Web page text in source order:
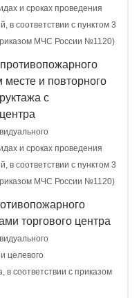
и сроках проведения
в соответствии с пунктом 3
МЧС России №1120)
месте и повторного
с
и сроках проведения
в соответствии с пунктом 3
МЧС России №1120)
торгового центра
целевого
в соответствии с приказом